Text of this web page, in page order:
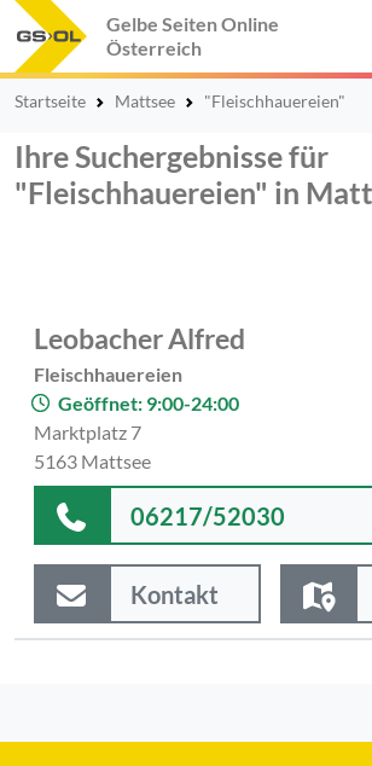
Gelbe Seiten Online
Österreich
Startseite Mattsee "Fleischhauereien"
Ihre Suchergebnisse für
"Fleischhauereien" in
Leobacher Alfred
Fleischhauereien
Geöffnet: 9:00-24:00
Marktplatz 7
5163 Mattsee
06217/52030
Kontakt